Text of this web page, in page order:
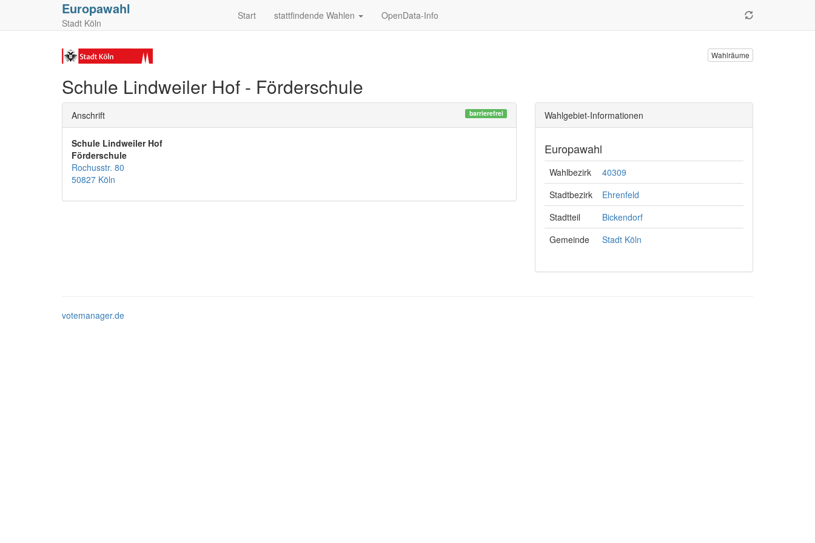
Europawahl
Stadt Köln
Start stattfindende Wahlen OpenData-Info
Wahlräume
Schule Lindweiler Hof - Förderschule
Anschrift barrierefrei
Schule Lindweiler Hof
Förderschule
Rochusstr. 80
50827 Köln
Wahlgebiet-Informationen
Europawahl
Wahlbezirk
40309
Stadtbezirk
Ehrenfeld
Stadtteil
Bickendorf
Gemeinde
Stadt Köln
votemanager.de